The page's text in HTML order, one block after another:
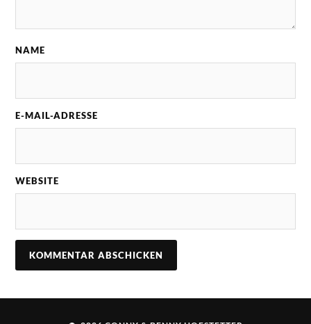
NAME
E-MAIL-ADRESSE
WEBSITE